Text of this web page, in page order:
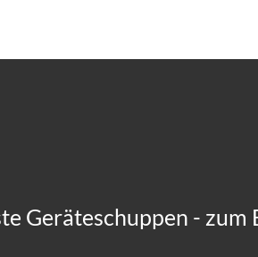
Geräteschuppen - zum